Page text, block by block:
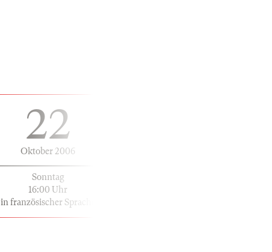
22
Oktober 2006
Sonntag
16:00 Uhr
in französischer Sprache